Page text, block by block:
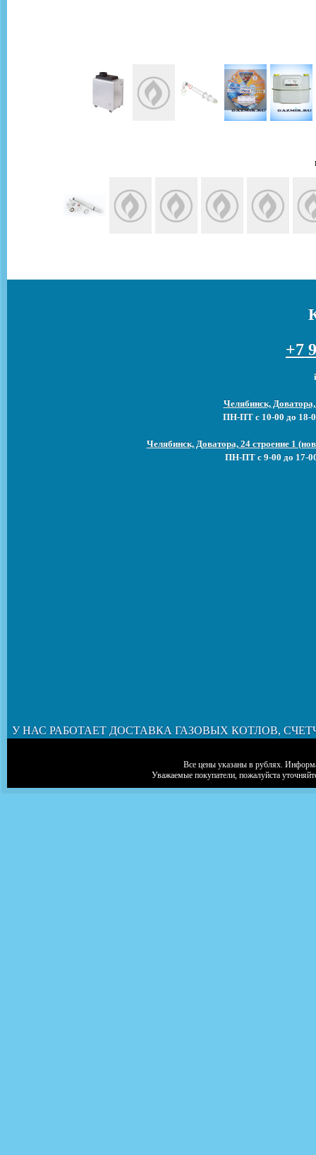
+7
Челябинск,
ПН-ПТ с 10-00 до 18-
Челябинск, Доватора, 24 строение 1
ПН-ПТ с 9-00 до 17-
У НАС РАБОТАЕТ ДОСТАВКА ГАЗОВЫХ КОТЛОВ,
Все цены указаны в рублях.
Уважаемые покупатели, пожалуйста